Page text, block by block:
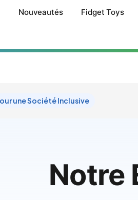
Nouveautés Fidget Toys
une Société Inclusive
Notre